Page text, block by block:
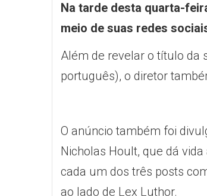
Na tarde desta quarta-
meio de suas redes
Além de revelar o título da
português), o diretor
O anúncio também foi
Nicholas Hoult, que dá
cada um dos três posts
ao lado de Lex Luthor.